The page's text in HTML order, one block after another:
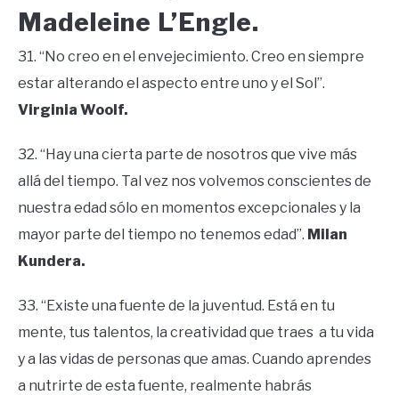
Madeleine L’Engle.
31. “No creo en el envejecimiento. Creo en siempre
estar alterando el aspecto entre uno y el Sol”.
Virginia Woolf.
32. “Hay una cierta parte de nosotros que vive más
allá del tiempo. Tal vez nos volvemos conscientes de
nuestra edad sólo en momentos excepcionales y la
mayor parte del tiempo no tenemos edad”. Milan
Kundera.
33. “Existe una fuente de la juventud. Está en tu
mente, tus talentos, la creatividad que traes a tu vida
y a las vidas de personas que amas. Cuando aprendes
a nutrirte de esta fuente, realmente habrás